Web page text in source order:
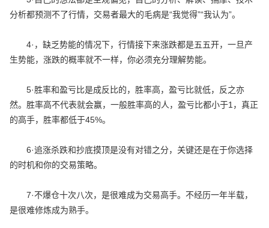
分析都预测不了行情，交易者最大的毛病是“我觉得”“我认为”。
4·，缺乏势能的情况下，行情接下来涨跌都是五五开，一旦产
生势能，涨跌的概率就不一样，你必须充分理解势能。
5·胜率和盈亏比是成反比的，胜率高，盈亏比就低，反之亦
然。胜率高不代表就会赢，一般胜率高的人，盈亏比都小于1，真正
的高手，胜率都低于45%。
6·追涨杀跌和抄底摸顶是没有对错之分，关键还是在于你选择
的时机和你的交易策略。
7·不爆仓十次八次，是很难成为交易高手。不经历一年半载，
是很难修炼成为熟手。